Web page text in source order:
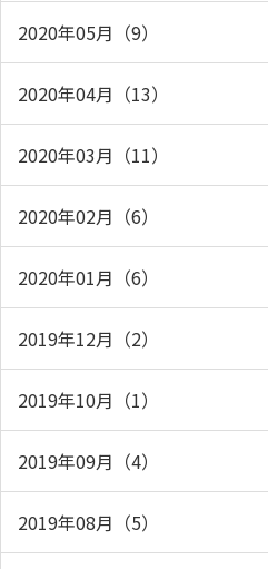
2020年05月（9）
2020年04月（13）
2020年03月（11）
2020年02月（6）
2020年01月（6）
2019年12月（2）
2019年10月（1）
2019年09月（4）
2019年08月（5）